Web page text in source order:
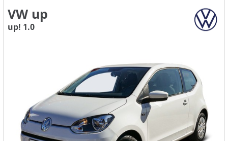
VW up
up! 1.0